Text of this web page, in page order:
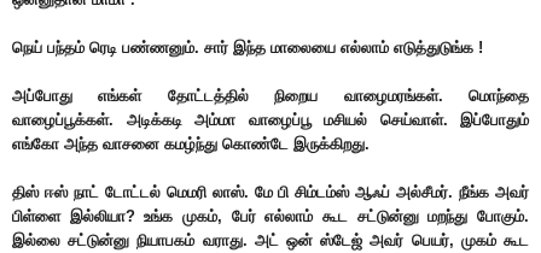
நெய் பந்தம் ரெடி பண்ணனும். சார் இந்த மாலையை எல்லாம் எடுத்துடுங்க !
அப்போது எங்கள் தோட்டத்தில் நிறைய வாழைமரங்கள். மொந்தை
வாழைப்பூக்கள். அடிக்கடி அம்மா வாழைப்பூ மசியல் செய்வாள். இப்போதும்
எங்கோ அந்த வாசனை கமழ்ந்து கொண்டே இருக்கிறது.
திஸ் ஈஸ் நாட் டோட்டல் மெமரி லாஸ். மே பி சிம்டம்ஸ் ஆஃப் அல்சீமர். நீங்க அவர்
பிள்ளை இல்லியா? உங்க முகம், பேர் எல்லாம் கூட சட்டுன்னு மறந்து போகும்.
இல்லை சட்டுன்னு நியாபகம் வராது. அட் ஒன் ஸ்டேஜ் அவர் பெயர், முகம் கூட